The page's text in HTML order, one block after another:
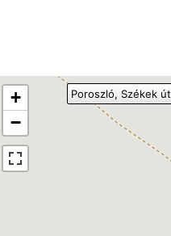
+
−
Poroszló, Székek út